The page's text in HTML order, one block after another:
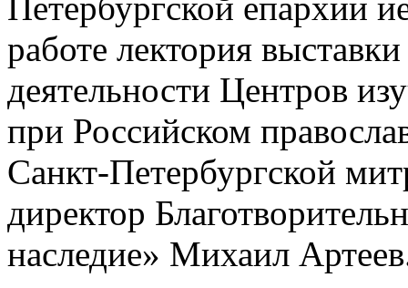
работе лектория
деятельности Центров
при Российском
Санкт-Петербургской
директор
наследие» Михаил